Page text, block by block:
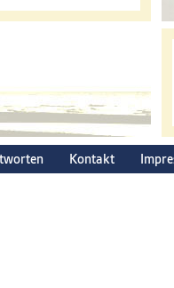
Kontakt